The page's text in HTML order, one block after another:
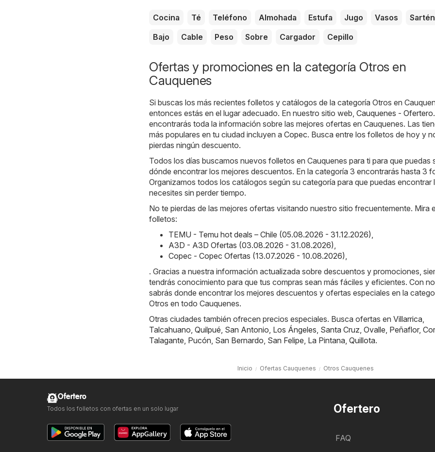
Cocina Té Teléfono Almohada Estufa Jugo Vasos
Sartén
Bajo
Cable Peso Sobre Cargador Cepillo
Ofertas y promociones en la categoría Otros en
Cauquenes
Si buscas los más recientes folletos y catálogos de la categoría Otros en
entonces estás en el lugar adecuado. En nuestro sitio web, Cauquenes -
encontrarás toda la información sobre las mejores ofertas en Cauquenes. Las
más populares en tu ciudad incluyen a Copec. Busca entre los folletos de hoy y
pierdas ningún descuento.
Todos los días buscamos nuevos folletos en Cauquenes para ti para que puedas
dónde encontrar los mejores descuentos. En la categoría 3 encontrarás hasta 3
Organizamos todos los catálogos según su categoría para que puedas encontrar
necesites sin perder tiempo.
No te pierdas de las mejores ofertas visitando nuestro sitio frecuentemente. Mira
folletos:
TEMU - Temu hot deals – Chile (05.08.2026 - 31.12.2026)
A3D - A3D Ofertas (03.08.2026 - 31.08.2026)
Copec - Copec Ofertas (13.07.2026 - 10.08.2026)
. Gracias a nuestra información actualizada sobre descuentos y promociones,
tendrás conocimiento para que tus compras sean más fáciles y eficientes. Con
sabrás donde encontrar los mejores descuentos y ofertas especiales en la
Otros en todo Cauquenes.
Otras ciudades también ofrecen precios especiales. Busca ofertas en Villarrica
Talcahuano Quilpué San Antonio Los Ángeles Santa Cruz Ovalle Peñaflor,
Talagante Pucón San Bernardo San Felipe La Pintana Quillota.
Inicio Ofertas Cauquenes Otros Cauquenes
Ofertero
FAQ
Ofertero
Todos los folletos con ofertas en un solo lugar